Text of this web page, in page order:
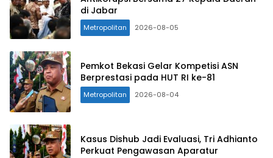
di Jabar
Metropolitan 2026-08-05
Pemkot Bekasi Gelar Kompetisi ASN
Berprestasi pada HUT RI ke-81
Metropolitan 2026-08-04
Kasus Dishub Jadi Evaluasi, Tri Adhianto
Perkuat Pengawasan Aparatur